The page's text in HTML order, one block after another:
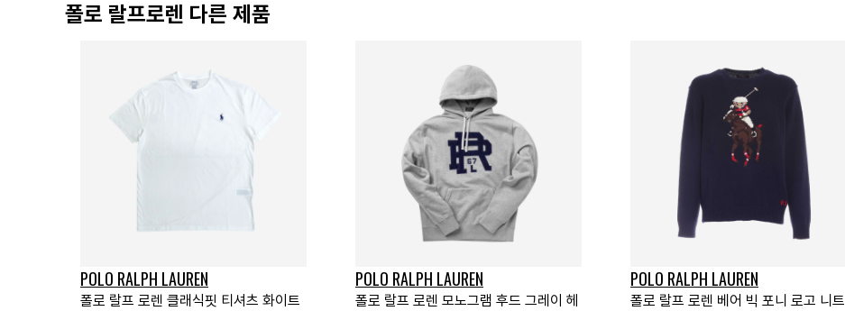
폴로 랄프로렌 다른 제품
POLO RALPH LAUREN
폴로 랄프 로렌 클래식핏 티셔츠 화이트
POLO RALPH LAUREN
폴로 랄프 로렌 모노그램 후드 그레이 헤
POLO RALPH LAUREN
폴로 랄프 로렌 베어 빅 포니 로고 니트